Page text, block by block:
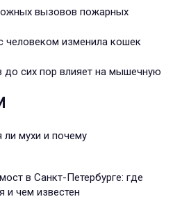
вызовов пожарных
человеком изменила кошек
до сих пор влияет на мышечную
ли мухи и почему
в Санкт-Петербурге: где
и чем известен